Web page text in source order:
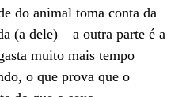
do animal toma conta da
(a dele) – a outra parte é a
muito mais tempo
o que prova que o